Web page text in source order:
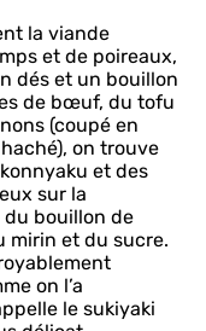
la viande
et de poireaux,
dés et un bouillon
de bœuf, du tofu
(coupé en
on trouve
et des
sur la
du bouillon de
mirin et du sucre.
on l’a
le sukiyaki